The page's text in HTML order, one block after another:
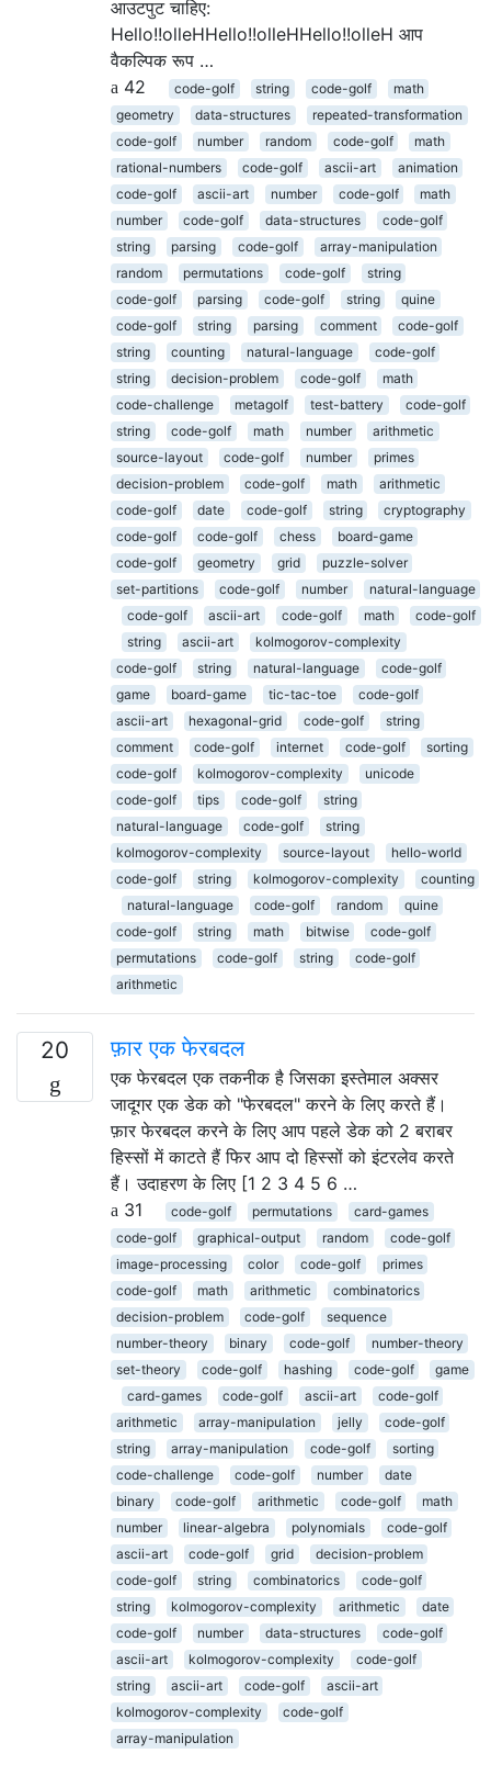
आउटपुट चाहिए:
Hello!!olleHHello!!olleHHello!!olleH आप
वैकल्पिक रूप …
42
code-golf string code-golf
math
geometry
data-structures
repeated-transformation
code-golf
number random code-golf
math
rational-numbers
code-golf ascii-art
animation
code-golf
ascii-art number code-golf
math
number
code-golf data-structures
code-golf
string
parsing code-golf
array-manipulation
random
permutations code-golf
string
code-golf
parsing code-golf string
quine
code-golf
string parsing comment
code-golf
string
counting natural-language
code-golf
string
decision-problem code-golf
math
code-challenge
metagolf test-battery
code-golf
string
code-golf math number
arithmetic
source-layout
code-golf number
primes
decision-problem
code-golf math
arithmetic
code-golf
date code-golf string
cryptography
code-golf
code-golf chess
board-game
code-golf
geometry grid
puzzle-solver
set-partitions
code-golf number
natural-language
code-golf
ascii-art code-golf math
code-golf
string
ascii-art
kolmogorov-complexity
code-golf
string natural-language
code-golf
game
board-game tic-tac-toe
code-golf
ascii-art
hexagonal-grid code-golf
string
comment
code-golf internet code-golf
sorting
code-golf
kolmogorov-complexity
unicode
code-golf
tips code-golf
string
natural-language
code-golf
string
kolmogorov-complexity
source-layout
hello-world
code-golf
string kolmogorov-complexity
counting
natural-language
code-golf random
quine
code-golf
string math bitwise
code-golf
permutations
code-golf string
code-golf
arithmetic
20 फ़ार एक फेरबदल
एक फेरबदल एक तकनीक है जिसका इस्तेमाल अक्सर
जादूगर एक डेक को "फेरबदल" करने के लिए करते हैं।
फ़ार फेरबदल करने के लिए आप पहले डेक को 2 बराबर
हिस्सों में काटते हैं फिर आप दो हिस्सों को इंटरलेव करते
हैं। उदाहरण के लिए [1 2 3 4 5 6 …
31
code-golf permutations
card-games
code-golf
graphical-output random
code-golf
image-processing
color code-golf
primes
code-golf
math arithmetic
combinatorics
decision-problem
code-golf
sequence
number-theory
binary code-golf
number-theory
set-theory
code-golf hashing code-golf
game
card-games
code-golf ascii-art
code-golf
arithmetic
array-manipulation jelly
code-golf
string
array-manipulation code-golf
sorting
code-challenge
code-golf number
date
binary
code-golf arithmetic code-golf
math
number
linear-algebra polynomials
code-golf
ascii-art
code-golf grid
decision-problem
code-golf
string combinatorics
code-golf
string
kolmogorov-complexity arithmetic
date
code-golf
number data-structures
code-golf
ascii-art
kolmogorov-complexity
code-golf
string
ascii-art code-golf
ascii-art
kolmogorov-complexity
code-golf
array-manipulation